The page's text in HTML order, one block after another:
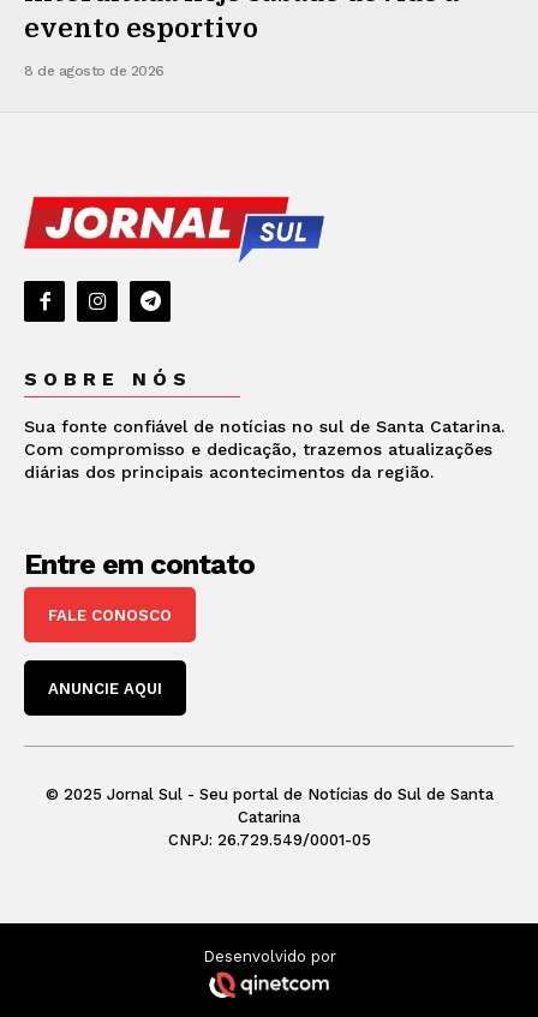
evento esportivo
8 de agosto de 2026
SOBRE NÓS
Sua fonte confiável de notícias no sul de Santa Catarina.
Com compromisso e dedicação, trazemos atualizações
diárias dos principais acontecimentos da região.
Entre em contato
FALE CONOSCO
ANUNCIE AQUI
© 2025 Jornal Sul - Seu portal de Notícias do Sul de Santa
Catarina
CNPJ: 26.729.549/0001-05
Desenvolvido por